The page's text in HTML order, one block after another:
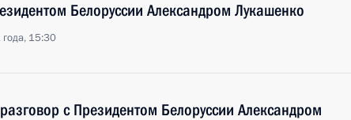
Белоруссии Александром Лукашенко
15:30
с Президентом Белоруссии Александром